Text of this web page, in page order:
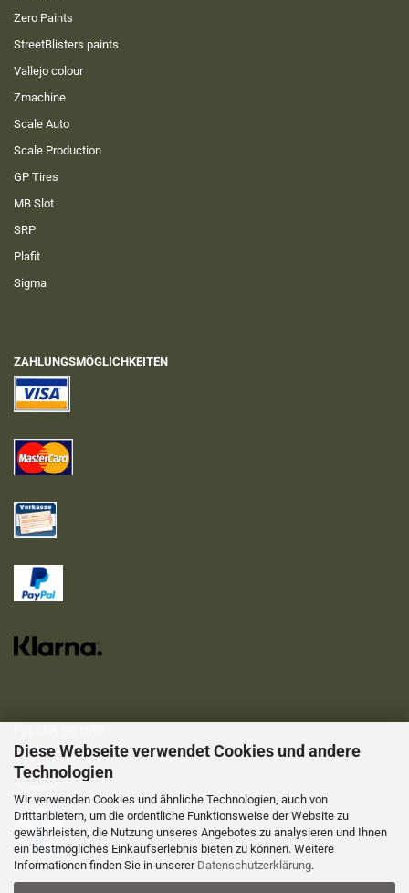
Diese Webseite verwendet Cookies und andere
Technologien
Wir verwenden Cookies und ähnliche Technologien, auch von
Drittanbietern, um die ordentliche Funktionsweise der Website zu
gewährleisten, die Nutzung unseres Angebotes zu analysieren und Ihnen
ein bestmögliches Einkaufserlebnis bieten zu können. Weitere
Informationen finden Sie in unserer Datenschutzerklärung.
Zero Paints
StreetBlisters paints
Vallejo colour
Zmachine
Scale Auto
Scale Production
GP Tires
MB Slot
SRP
Plafit
Sigma
ZAHLUNGSMÖGLICHKEITEN